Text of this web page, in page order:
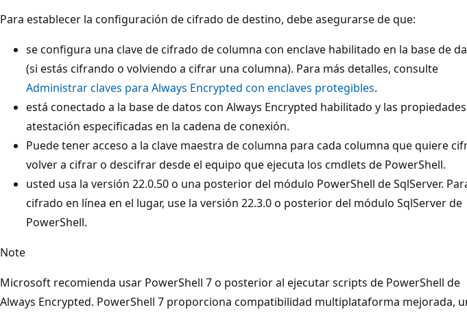
Para establecer la configuración de cifrado de destino, debe asegurarse de que:
se configura una clave de cifrado de columna con enclave habilitado en la base de
(si estás cifrando o volviendo a cifrar una columna). Para más detalles, consulte
Administrar claves para Always Encrypted con enclaves protegibles.
está conectado a la base de datos con Always Encrypted habilitado y las
atestación especificadas en la cadena de conexión.
Puede tener acceso a la clave maestra de columna para cada columna que quiere
volver a cifrar o descifrar desde el equipo que ejecuta los cmdlets de PowerShell.
usted usa la versión 22.0.50 o una posterior del módulo PowerShell de SqlServer.
cifrado en línea en el lugar, use la versión 22.3.0 o posterior del módulo SqlServer de
PowerShell.
Note
Microsoft recomienda usar PowerShell 7 o posterior al ejecutar scripts de PowerShell de
Always Encrypted. PowerShell 7 proporciona compatibilidad multiplataforma mejorada,